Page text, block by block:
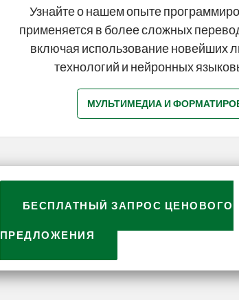
Узнайте о нашем опыте
применяется в более сложных
включая использование новейших
технологий и нейронных
МУЛЬТИМЕДИА И
БЕСПЛАТНЫЙ ЗАПРОС ЦЕНОВОГО
ПРЕДЛОЖЕНИЯ